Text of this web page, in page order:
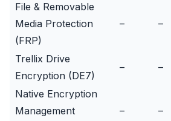
File & Removable
Media Protection
(FRP)
– –
Trellix Drive
Encryption (DE7)
– –
Native Encryption
Management
– –